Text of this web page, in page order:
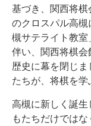
基づき、関西将
のクロスパル高
槻サテライト教室
伴い、関西将棋
歴史に幕を閉じ
たちが、将棋を学
高槻に新しく誕
もたちだけでは